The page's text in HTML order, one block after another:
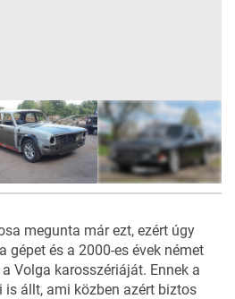
megunta már ezt, ezért úgy
gépet és a 2000-es évek német
Volga karosszériáját. Ennek a
állt, ami közben azért biztos